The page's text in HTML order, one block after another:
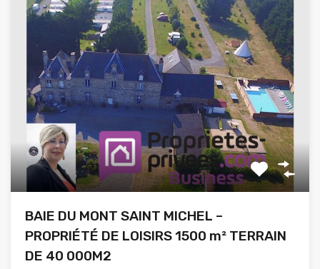
BAIE DU MONT SAINT MICHEL –
PROPRIÉTÉ DE LOISIRS 1500 m² TERRAIN
DE 40 000M2